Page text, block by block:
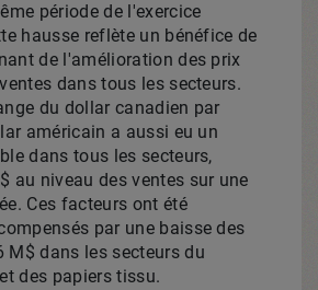
période de l'exercice
hausse reflète un bénéfice de
de l'amélioration des prix
dans tous les secteurs.
du dollar canadien par
américain a aussi eu un
dans tous les secteurs,
au niveau des ventes sur une
Ces facteurs ont été
par une baisse des
M$ dans les secteurs du
des papiers tissu.